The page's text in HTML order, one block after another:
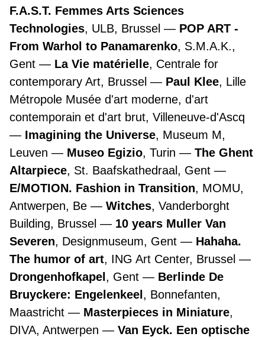
F.A.S.T. Femmes Arts Sciences
Technologies, ULB, Brussel
POP ART -
From Warhol to Panamarenko, S.M.A.K.,
Gent
La Vie matérielle, Centrale for
contemporary Art, Brussel
Paul Klee, Lille
Métropole Musée d'art moderne, d'art
contemporain et d'art brut, Villeneuve-d'Ascq
Imagining the Universe, Museum M,
Leuven
Museo Egizio, Turin
The Ghent
Altarpiece, St. Baafskathedraal, Gent
E/MOTION. Fashion in Transition, MOMU,
Antwerpen, Be
Witches, Vanderborght
Building, Brussel
10 years Muller Van
Severen, Designmuseum, Gent
Hahaha.
The humor of art, ING Art Center, Brussel
Drongenhofkapel , Gent
Berlinde De
Bruyckere: Engelenkeel , Bonnefanten,
Maastricht
Masterpieces in Miniature,
DIVA, Antwerpen
Van Eyck. Een optische